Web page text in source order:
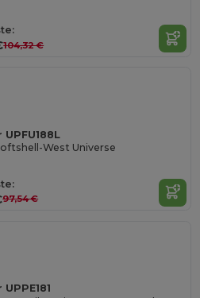
104,32 €
West Universe
97,54 €